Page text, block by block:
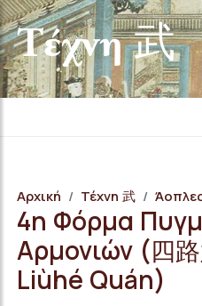
Τέχνη 武
Αρχική Τέχνη 武
4η Φόρμα
Αρμονιών (四
Liùhé Quán)